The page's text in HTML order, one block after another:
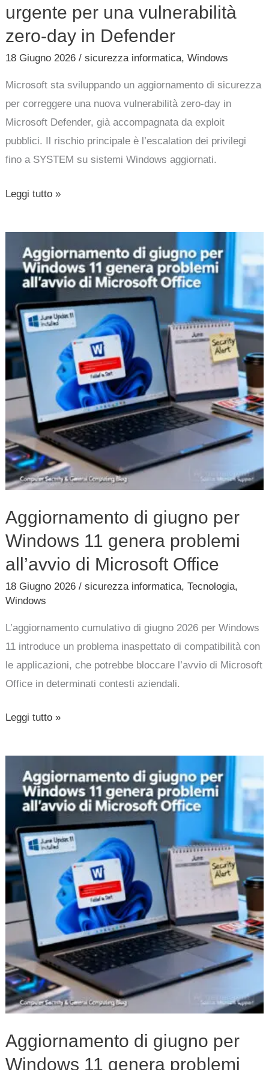
urgente per una vulnerabilità
zero-day in Defender
18 Giugno 2026/sicurezza informatica,Windows
Microsoft sta sviluppando un aggiornamento di sicurezza
per correggere una nuova vulnerabilità zero-day in
Microsoft Defender, già accompagnata da exploit
pubblici. Il rischio principale è l’escalation dei privilegi
fino a SYSTEM su sistemi Windows aggiornati.
Leggi tutto »
Aggiornamento di giugno per
Windows 11 genera problemi
all’avvio di Microsoft Office
18 Giugno 2026/sicurezza informatica,Tecnologia,
Windows
L’aggiornamento cumulativo di giugno 2026 per Windows
11 introduce un problema inaspettato di compatibilità con
le applicazioni, che potrebbe bloccare l’avvio di Microsoft
Office in determinati contesti aziendali.
giugno
Windows
11
genera
problemi
all’avvio
Microsoft
Office
Leggi tutto »
Aggiornamento di giugno per
Windows 11 genera problemi
giugno
Windows
11
genera
problemi
all’avvio
Microsoft
Office